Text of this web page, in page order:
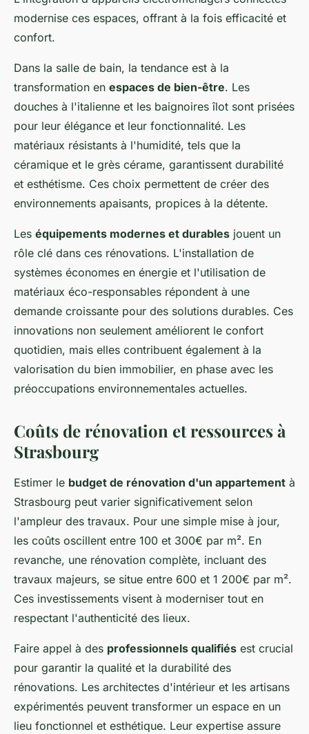
modernise ces espaces, offrant à la fois efficacité et
confort.
Dans la salle de bain, la tendance est à la
transformation en espaces de bien-être. Les
douches à l'italienne et les baignoires îlot sont prisées
pour leur élégance et leur fonctionnalité. Les
matériaux résistants à l'humidité, tels que la
céramique et le grès cérame, garantissent durabilité
et esthétisme. Ces choix permettent de créer des
environnements apaisants, propices à la détente.
Les équipements modernes et durables jouent un
rôle clé dans ces rénovations. L'installation de
systèmes économes en énergie et l'utilisation de
matériaux éco-responsables répondent à une
demande croissante pour des solutions durables. Ces
innovations non seulement améliorent le confort
quotidien, mais elles contribuent également à la
valorisation du bien immobilier, en phase avec les
préoccupations environnementales actuelles.
Coûts de rénovation et ressources à
Strasbourg
Estimer le budget de rénovation d'un appartement à
Strasbourg peut varier significativement selon
l'ampleur des travaux. Pour une simple mise à jour,
les coûts oscillent entre 100 et 300€ par m². En
revanche, une rénovation complète, incluant des
travaux majeurs, se situe entre 600 et 1 200€ par m².
Ces investissements visent à moderniser tout en
respectant l'authenticité des lieux.
Faire appel à des professionnels qualifiés est crucial
pour garantir la qualité et la durabilité des
rénovations. Les architectes d'intérieur et les artisans
expérimentés peuvent transformer un espace en un
lieu fonctionnel et esthétique. Leur expertise assure